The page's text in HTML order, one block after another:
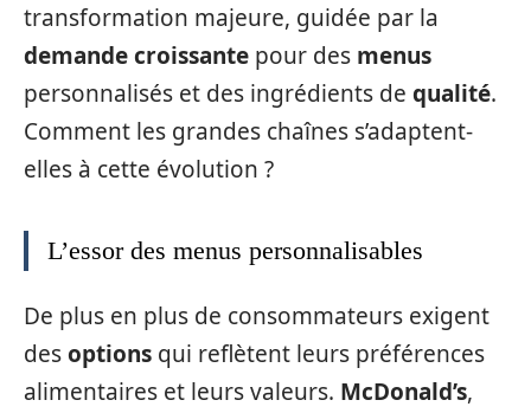
transformation majeure, guidée par la
demande croissante pour des menus
personnalisés et des ingrédients de qualité.
Comment les grandes chaînes s’adaptent-
elles à cette évolution ?
L’essor des menus personnalisables
De plus en plus de consommateurs exigent
desoptions qui reflètent leurs préférences
alimentaires et leurs valeurs. McDonald’s,